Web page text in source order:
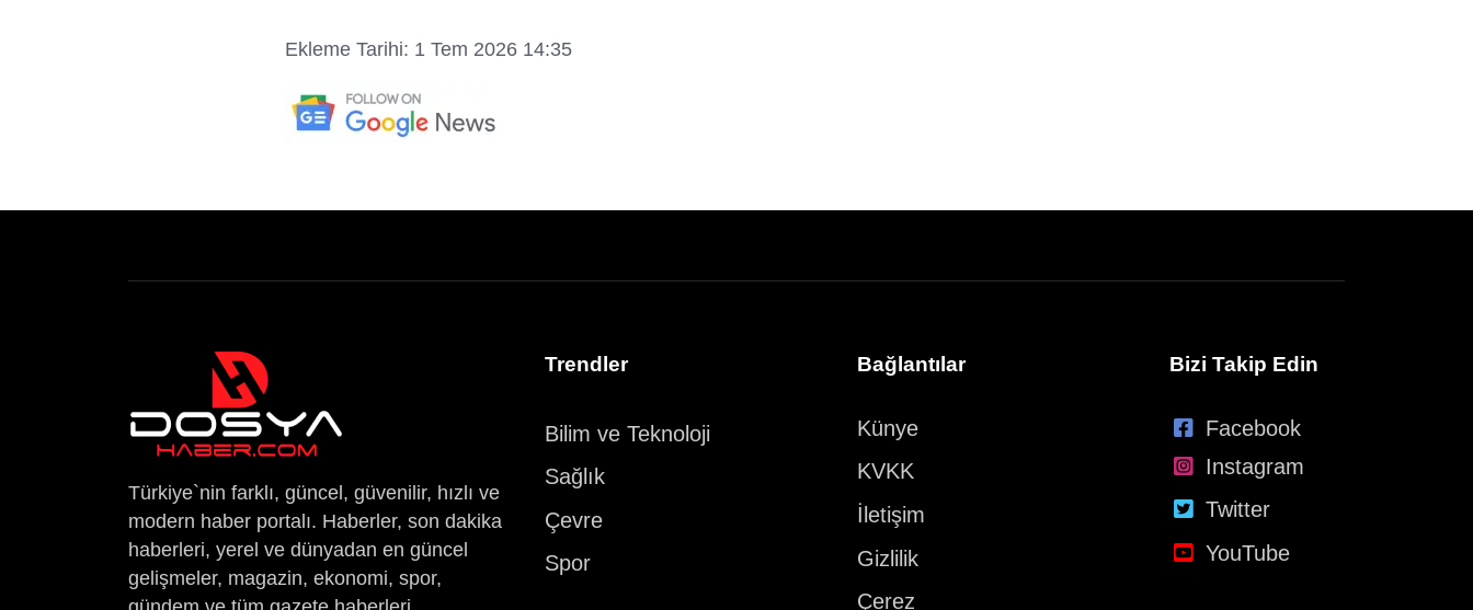
Ekleme Tarihi: 1 Tem 2026 14:35
Türkiye`nin farklı, güncel, güvenilir, hızlı ve
modern haber portalı. Haberler, son dakika
haberleri, yerel ve dünyadan en güncel
gelişmeler, magazin, ekonomi, spor,
Trendler
Bilim ve Teknoloji
Sağlık
Çevre
Spor
Bağlantılar
Künye
KVKK
İletişim
Gizlilik
Çerez
Bizi Takip Edin
Facebook
Instagram
Twitter
YouTube